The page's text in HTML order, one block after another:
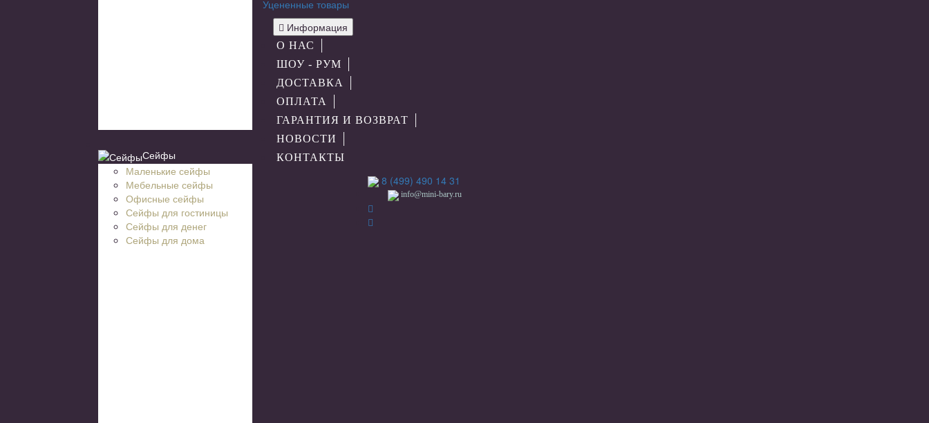
Сейфы
Маленькие сейфы
Мебельные сейфы
Офисные сейфы
Сейфы для гостиницы
Сейфы для денег
Сейфы для дома
Уцененные товары
Информация
О НАС
ШОУ - РУМ
ДОСТАВКА
ОПЛАТА
ГАРАНТИЯ И ВОЗВРАТ
НОВОСТИ
КОНТАКТЫ
8 (499) 490 14 31
info@mini-bary.ru